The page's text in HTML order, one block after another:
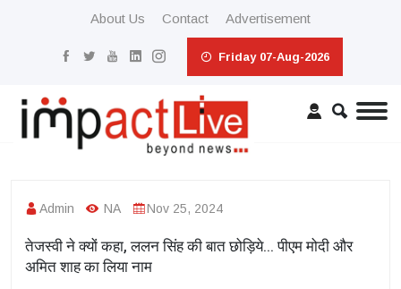
About Us Contact Advertisement
Friday 07-Aug-2026
Admin NA Nov 25, 2024
तेजस्वी ने क्यों कहा, ललन सिंह की बात छोड़िये... पीएम मोदी और
अमित शाह का लिया नाम